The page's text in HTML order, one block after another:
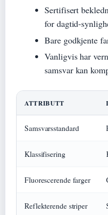
Sertifisert
for dagtid-
Bare godkjente
Vanligvis har
samsvar kan
ATTRIBUTT
Samsvarsstandard
Klassifisering
Fluorescerende farger
Reflekterende striper